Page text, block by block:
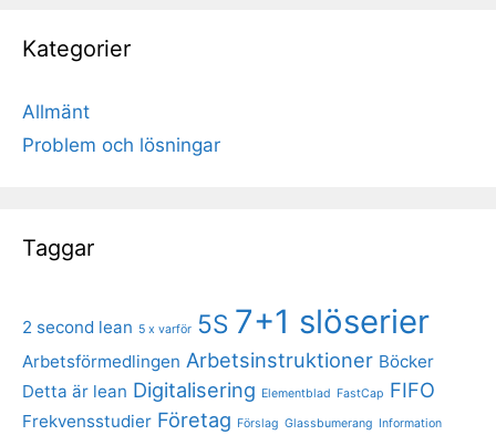
Kategorier
Allmänt
Problem och lösningar
Taggar
2 second lean 5 x varför 5S 7+1 slöserier
Arbetsförmedlingen Arbetsinstruktioner Böcker
Detta är lean Digitalisering Elementblad FastCap FIFO
Frekvensstudier Företag Förslag Glassbumerang Information